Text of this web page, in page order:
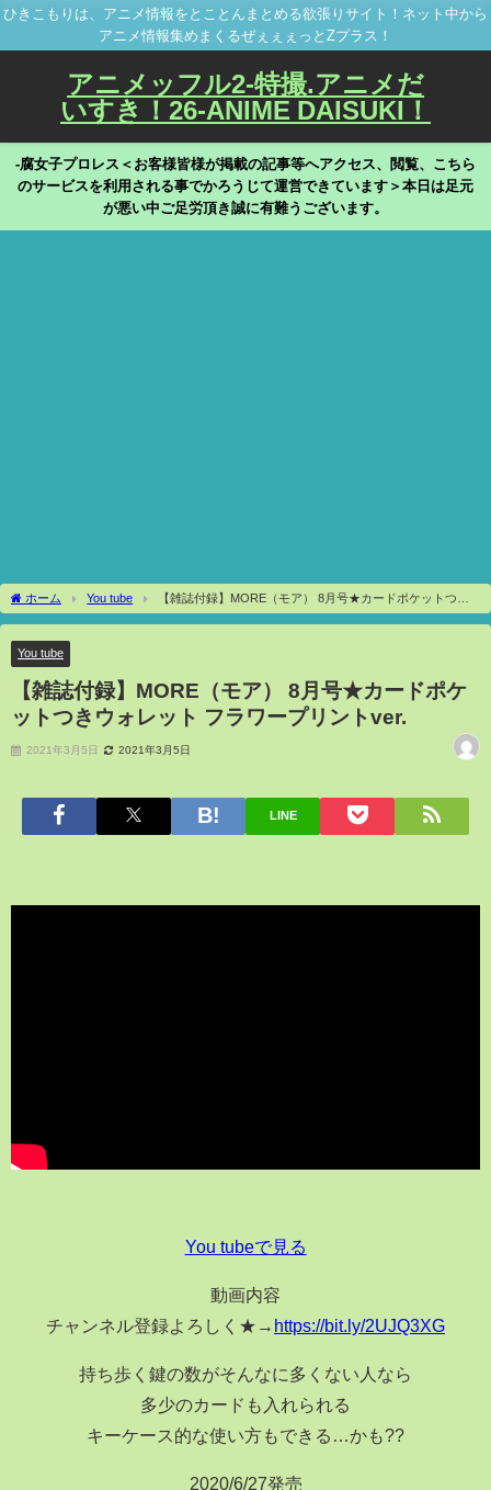
ひきこもりは、アニメ情報をとことんまとめる欲張りサイト！ネット中から
アニメ情報集めまくるぜぇぇぇっとZプラス！
アニメッフル2-特撮.アニメだ
いすき！26-ANIME DAISUKI！
-腐女子プロレス＜お客様皆様が掲載の記事等へアクセス、閲覧、こちら
のサービスを利用される事でかろうじて運営できています＞本日は足元
が悪い中ご足労頂き誠に有難うございます。
ホーム You tube
【雑誌付録】MORE（モア） 8月号★カードポケットつき
ウォレット フラワープリントver.
You tube
【雑誌付録】MORE（モア） 8月号★カードポケ
ットつきウォレット フラワープリントver.
2021年3月5日 2021年3月5日
LINE
You tubeで見る
動画内容
チャンネル登録よろしく★→ https://bit.ly/2UJQ3XG
持ち歩く鍵の数がそんなに多くない人なら
多少のカードも入れられる
キーケース的な使い方もできる…かも??
2020/6/27発売